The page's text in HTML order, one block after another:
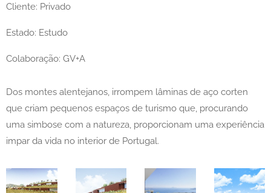
Cliente: Privado
Estado: Estudo
Colaboração: GV+A
Dos montes alentejanos, irrompem lâminas de aço corten
que criam pequenos espaços de turismo que, procurando
uma simbose com a natureza, proporcionam uma experiência
impar da vida no interior de Portugal.